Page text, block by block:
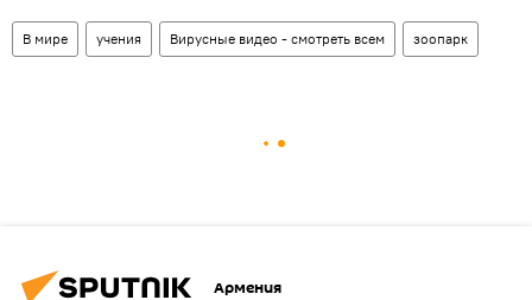
В мире учения Вирусные видео - смотреть всем зоопарк
Армения